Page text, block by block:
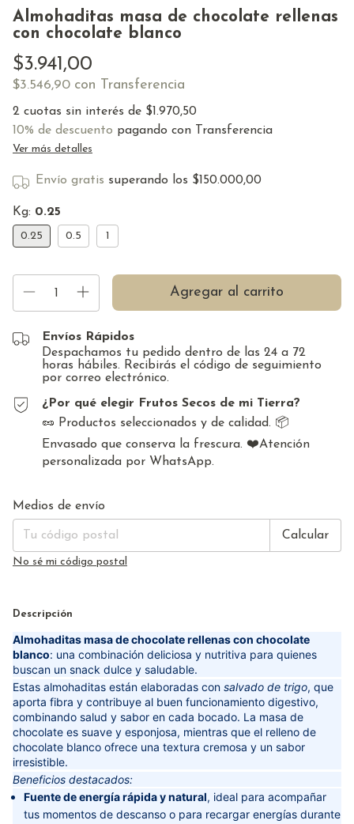
Almohaditas masa de chocolate rellenas
con chocolate blanco
$3.941,00
$3.546,90 con Transferencia
2 cuotas sin interés de $1.970,50
10% de descuento pagando con Transferencia
Ver más detalles
Envío gratis superando los $150.000,00
Kg: 0.25
0.25 0.5 1
Envíos Rápidos
Despachamos tu pedido dentro de las 24 a 72
horas hábiles. Recibirás el código de seguimiento
por correo electrónico.
¿Por qué elegir Frutos Secos de mi Tierra?
🥜 Productos seleccionados y de calidad. 📦
Envasado que conserva la frescura. ❤️Atención
personalizada por WhatsApp.
Entregas para el CP:
Medios de envío
Calcular
No sé mi código postal
Descripción
Almohaditas masa de chocolate rellenas con chocolate
blanco: una combinación deliciosa y nutritiva para quienes
buscan un snack dulce y saludable.
Estas almohaditas están elaboradas con salvado de trigo, que
aporta fibra y contribuye al buen funcionamiento digestivo,
combinando salud y sabor en cada bocado. La masa de
chocolate es suave y esponjosa, mientras que el relleno de
chocolate blanco ofrece una textura cremosa y un sabor
irresistible.
Beneficios destacados:
Fuente de energía rápida y natural, ideal para acompañar
tus momentos de descanso o para recargar energías durante